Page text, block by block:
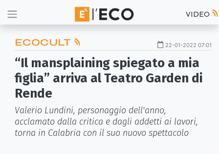
VIDEO
ECOCULT 22-01-2022 07:01
“Il mansplaining spiegato a mia
figlia” arriva al Teatro Garden di
Rende
Valerio Lundini, personaggio dell'anno,
acclamato dalla critica e dagli addetti ai lavori,
torna in Calabria con il suo nuovo spettacolo